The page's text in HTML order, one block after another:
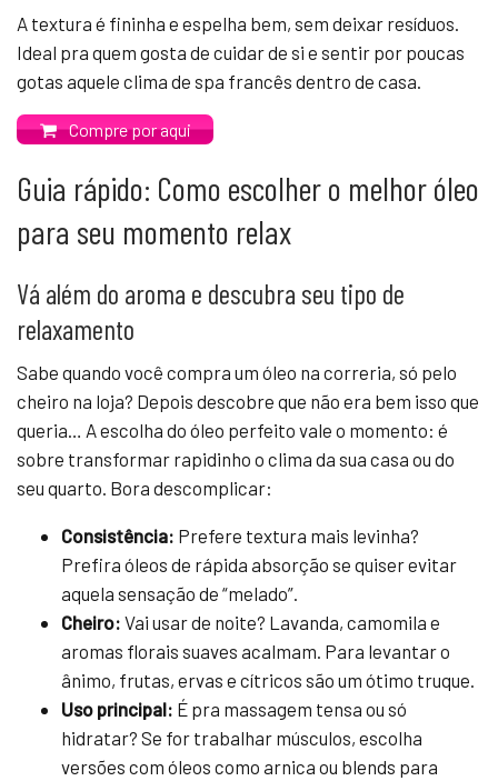
A textura é fininha e espelha bem, sem deixar resíduos.
Ideal pra quem gosta de cuidar de si e sentir por poucas
gotas aquele clima de spa francês dentro de casa.
Compre por aqui
Guia rápido: Como escolher o melhor óleo
para seu momento relax
Vá além do aroma e descubra seu tipo de
relaxamento
Sabe quando você compra um óleo na correria, só pelo
cheiro na loja? Depois descobre que não era bem isso que
queria… A escolha do óleo perfeito vale o momento: é
sobre transformar rapidinho o clima da sua casa ou do
seu quarto. Bora descomplicar:
Consistência: Prefere textura mais levinha?
Prefira óleos de rápida absorção se quiser evitar
aquela sensação de “melado”.
Cheiro: Vai usar de noite? Lavanda, camomila e
aromas florais suaves acalmam. Para levantar o
ânimo, frutas, ervas e cítricos são um ótimo truque.
Uso principal: É pra massagem tensa ou só
hidratar? Se for trabalhar músculos, escolha
versões com óleos como arnica ou blends para